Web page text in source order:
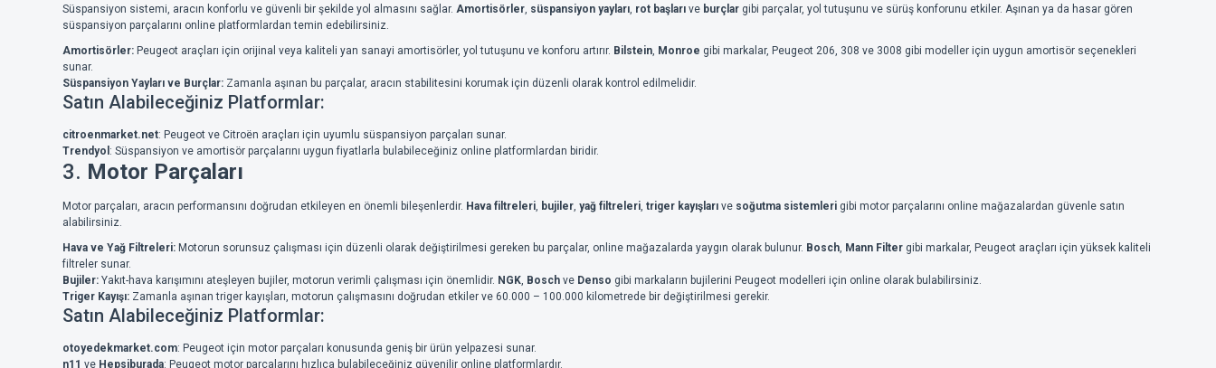
Süspansiyon sistemi, aracın konforlu ve güvenli bir şekilde yol almasını sağlar. Amortisörler, süspansiyon yayları, rot başları ve burçlar gibi parçalar, yol tutuşunu ve sürüş konforunu etkiler. Aşınan ya da hasar gören
süspansiyon parçalarını online platformlardan temin edebilirsiniz.
Amortisörler: Peugeot araçları için orijinal veya kaliteli yan sanayi amortisörler, yol tutuşunu ve konforu artırır. Bilstein, Monroe gibi markalar, Peugeot 206, 308 ve 3008 gibi modeller için uygun amortisör seçenekleri
sunar.
Süspansiyon Yayları ve Burçlar: Zamanla aşınan bu parçalar, aracın stabilitesini korumak için düzenli olarak kontrol edilmelidir.
Satın Alabileceğiniz Platformlar:
citroenmarket.net: Peugeot ve Citroën araçları için uyumlu süspansiyon parçaları sunar.
Trendyol : Süspansiyon ve amortisör parçalarını uygun fiyatlarla bulabileceğiniz online platformlardan biridir.
3. Motor Parçaları
Motor parçaları, aracın performansını doğrudan etkileyen en önemli bileşenlerdir. Hava filtreleri, bujiler, yağ filtreleri, triger kayışları ve soğutma sistemleri gibi motor parçalarını online mağazalardan güvenle satın
alabilirsiniz.
Hava ve Yağ Filtreleri: Motorun sorunsuz çalışması için düzenli olarak değiştirilmesi gereken bu parçalar, online mağazalarda yaygın olarak bulunur. Bosch, Mann Filter gibi markalar, Peugeot araçları için yüksek kaliteli
filtreler sunar.
Bujiler: Yakıt-hava karışımını ateşleyen bujiler, motorun verimli çalışması için önemlidir. NGK, Bosch ve Denso gibi markaların bujilerini Peugeot modelleri için online olarak bulabilirsiniz.
Triger Kayışı: Zamanla aşınan triger kayışları, motorun çalışmasını doğrudan etkiler ve 60.000 – 100.000 kilometrede bir değiştirilmesi gerekir.
Satın Alabileceğiniz Platformlar:
otoyedekmarket.com: Peugeot için motor parçaları konusunda geniş bir ürün yelpazesi sunar.
n11 ve Hepsiburada: Peugeot motor parçalarını hızlıca bulabileceğiniz güvenilir online platformlardır.